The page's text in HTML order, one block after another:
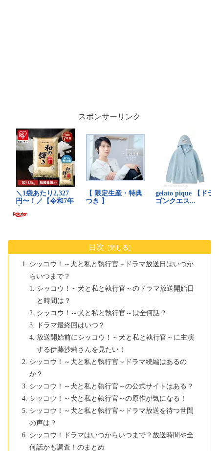
スポンサーリンク
目次
シッコウ！～犬と私と執行官～ドラマ放送日はいつか
らいつまで？
シッコウ！～犬と私と執行官～のドラマ放送開始日
と時間は？
シッコウ！～犬と私と執行官～は全何話？
ドラマ最終回はいつ？
放送開始前にシッコウ！～犬と私と執行官～に主演
する伊藤沙莉さんを見たい！
シッコウ！～犬と私と執行官～ドラマ続編はあるの
か？
シッコウ！～犬と私と執行官～の公式サイトはある？
シッコウ！～犬と私と執行官～の原作が気になる！
シッコウ！～犬と私と執行官～ドラマ放送を待つ世間
の声は？
シッコウ！ドラマはいつからいつまで？放送時間や全
何話かも調査！のまとめ